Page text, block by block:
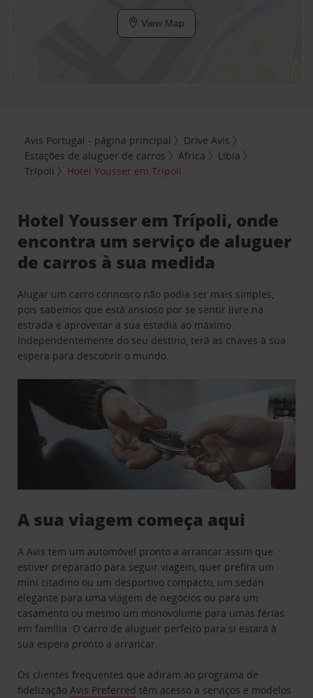
View Map
Avis Portugal - página principal
Drive Avis
Estações de aluguer de carros
África
Líbia
Trípoli
Hotel Yousser em Trípoli
Hotel Yousser em Trípoli, onde
encontra um serviço de aluguer
de carros à sua medida
Alugar um carro connosco não podia ser mais simples,
pois sabemos que está ansioso por se sentir livre na
estrada e aproveitar a sua estadia ao máximo.
Independentemente do seu destino, terá as chaves à sua
espera para descobrir o mundo.
A sua viagem começa aqui
A Avis tem um automóvel pronto a arrancar assim que
estiver preparado para seguir viagem, quer prefira um
mini citadino ou um desportivo compacto, um sedan
elegante para uma viagem de negócios ou para um
casamento ou mesmo um monovolume para umas férias
em família. O carro de aluguer perfeito para si estará à
sua espera pronto a arrancar.
Os clientes frequentes que adiram ao programa de
fidelizaçãoAvis Preferred têm acesso a serviços e modelos